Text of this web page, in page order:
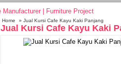
Home » Jual Kursi Cafe Kayu Kaki Panjang
Jual Kursi Cafe Kayu Kaki